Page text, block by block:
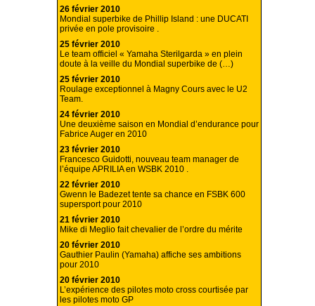
26 février 2010
Mondial superbike de Phillip Island : une DUCATI
privée en pole provisoire .
25 février 2010
Le team officiel « Yamaha Sterilgarda » en plein
doute à la veille du Mondial superbike de (…)
25 février 2010
Roulage exceptionnel à Magny Cours avec le U2
Team.
24 février 2010
Une deuxième saison en Mondial d’endurance pour
Fabrice Auger en 2010
23 février 2010
Francesco Guidotti, nouveau team manager de
l’équipe APRILIA en WSBK 2010 .
22 février 2010
Gwenn le Badezet tente sa chance en FSBK 600
supersport pour 2010
21 février 2010
Mike di Meglio fait chevalier de l’ordre du mérite
20 février 2010
Gauthier Paulin (Yamaha) affiche ses ambitions
pour 2010
20 février 2010
L’expérience des pilotes moto cross courtisée par
les pilotes moto GP